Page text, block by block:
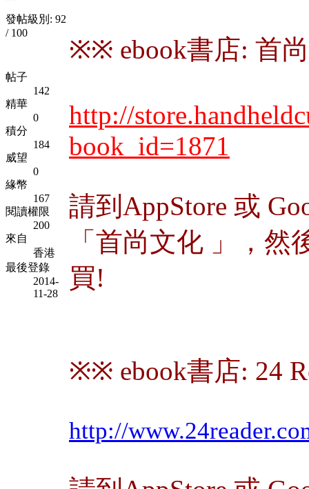
發帖級別: 92
/ 100
帖子
142
精華
0
積分
184
威望
0
緣幣
167
閱讀權限
200
來自
香港
最後登錄
2014-
11-28
※※ ebook書店: 首
http://
book_id=1871
請到AppStore 或
「首尚文化 」，
買!
※※ ebook書店: 24
http://